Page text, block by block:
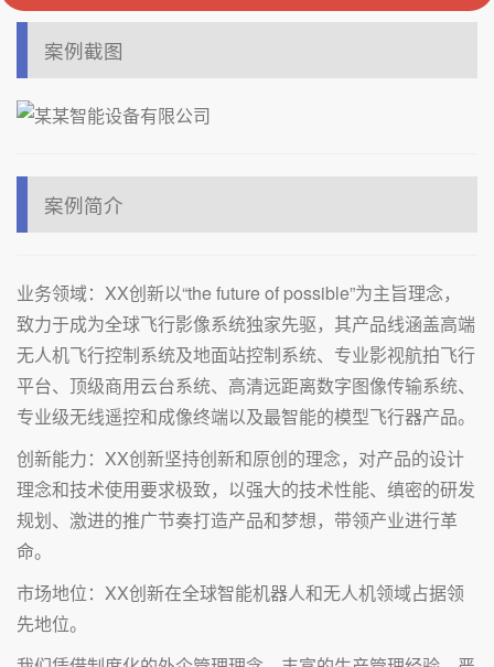
案例截图
案例简介
业务领域：XX创新以“the future of possible”为主旨理念，
致力于成为全球飞行影像系统独家先驱，其产品线涵盖高端
无人机飞行控制系统及地面站控制系统、专业影视航拍飞行
平台、顶级商用云台系统、高清远距离数字图像传输系统、
专业级无线遥控和成像终端以及最智能的模型飞行器产品。
创新能力：XX创新坚持创新和原创的理念，对产品的设计
理念和技术使用要求极致，以强大的技术性能、缜密的研发
规划、激进的推广节奏打造产品和梦想，带领产业进行革
命。
市场地位：XX创新在全球智能机器人和无人机领域占据领
先地位。